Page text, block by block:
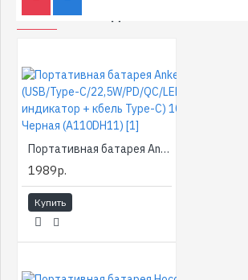
ТАКЖЕ РЕКОМЕНДУЕМ
Портативная батарея Anker Zolo, (USB/Type-C/22,5W/PD/QC/LED индикатор + кбель Type-C) 10000мАч, Черная (A110DH11) [1]
1989р.
Купить